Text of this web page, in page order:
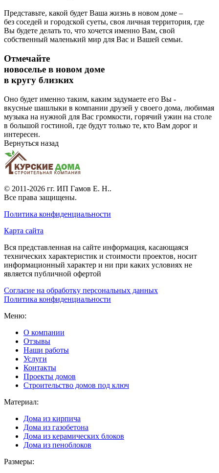
Представьте, какой будет Ваша жизнь в новом доме –
без соседей и городской суеты, своя личная территория, где
Вы будете делать то, что хочется именно Вам, свой
собственный маленький мир для Вас и Вашей семьи.
Отмечайте
новоселье в новом доме
в кругу близких
Оно будет именно таким, каким задумаете его Вы -
вкусные шашлыки в компании друзей у своего дома, любимая
музыка на нужной для Вас громкости, горячий ужин на столе
в большой гостиной, где будут только те, кто Вам дорог и
интересен.
Вернуться назад
© 2011-2026 гг. ИП Гамов Е. Н..
Все права защищены.
Политика конфиденциальности
Карта сайта
Вся представленная на сайте информация, касающаяся
технических характеристик и стоимости проектов, носит
информационный характер и ни при каких условиях не
является публичной офертой
Согласие на обработку персональных данных
Политика конфиденциальности
Меню:
О компании
Отзывы
Наши работы
Услуги
Контакты
Проекты домов
Строительство домов под ключ
Материал:
Дома из кирпича
Дома из газобетона
Дома из керамических блоков
Дома из пеноблоков
Размеры: